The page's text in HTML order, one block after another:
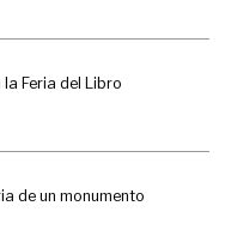
Feria del Libro
de un monumento